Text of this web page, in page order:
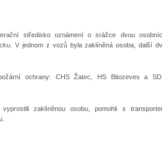
střediskooznámení o srážce dvou
V jednom z vozů byla zaklíněná osoba, další
ochrany: CHS Žatec, HS Bitozeves a
zaklíněnou osobu, pomohli s